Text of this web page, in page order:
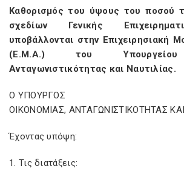
Καθορισμός του ύψους του ποσού
σχεδίων Γενικής
υποβάλλονται στην Επιχειρησιακή
(Ε.Μ.Α.) του Υπουργείου
Ανταγωνιστικότητας και Ναυτιλίας.
Ο ΥΠΟΥΡΓΟΣ
ΟΙΚΟΝΟΜΙΑΣ, ΑΝΤΑΓΩΝΙΣΤΙΚΟΤΗΤΑΣ
Έχοντας υπόψη:
1. Τις διατάξεις: